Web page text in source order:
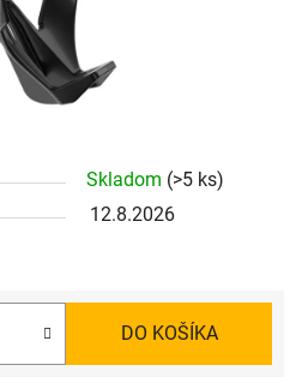
Skladom (>5 ks)
12.8.2026
DO KOŠÍKA